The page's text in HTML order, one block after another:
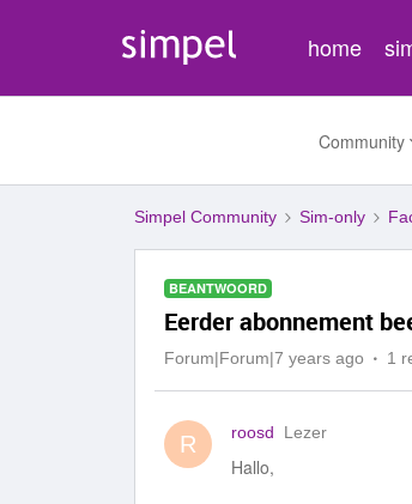
home
Community
Simpel Community Sim-only
BEANTWOORD
Eerder abonnement
Forum|Forum|7 years ago 1
R roosd Lezer
Hallo,